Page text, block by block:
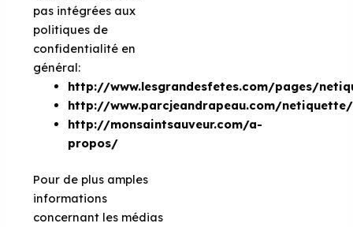
pas intégrées aux
politiques de
confidentialité en
général:
http://www.lesgrandesfetes.com/pages/
http://www.parcjeandrapeau.com/netiquette/
http://monsaintsauveur.com/a-
propos/
Pour de plus amples
informations
concernant les médias